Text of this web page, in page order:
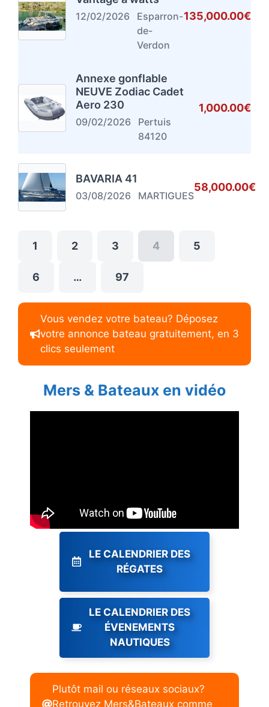
12/02/2026
Esparron-
de-
Verdon
135,000.00€
Annexe gonflable
NEUVE Zodiac Cadet
Aero 230
09/02/2026
Pertuis
84120
1,000.00€
BAVARIA 41
03/08/2026 MARTIGUES
58,000.00€
1 2 3 4 5
6 … 97
Vous vendez votre bateau? Déposez
votre annonce bateau gratuitement, en 3
clics seulement
Mers & Bateaux en vidéo
LE CALENDRIER DES
RÉGATES
LE CALENDRIER DES
ÉVENEMENTS
NAUTIQUES
Plutôt mail ou réseaux sociaux?
Retrouvez Mers&Bateaux comme